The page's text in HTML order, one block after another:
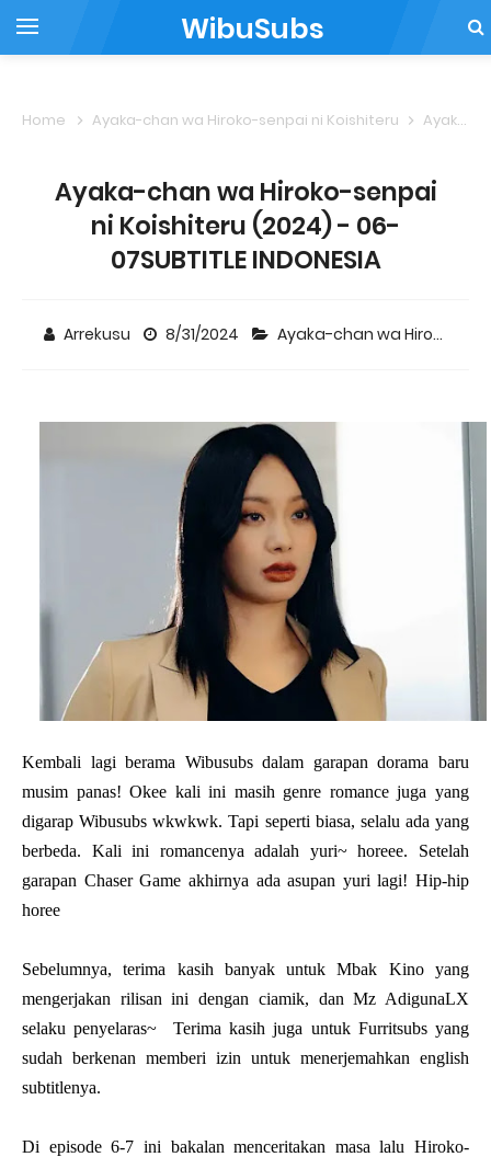
WibuSubs
Home Ayaka-chan wa Hiroko-senpai ni Koishiteru Ayaka-chan wa Hiroko-senpai ni Koishiteru (2024) - 06-07SUBTITLE INDONESIA
Ayaka-chan wa Hiroko-senpai
ni Koishiteru (2024) - 06-
07SUBTITLE INDONESIA
Arrekusu 8/31/2024 Ayaka-chan wa Hiroko-senpai ni Koishiteru
Kembali lagi berama Wibusubs dalam garapan dorama baru
musim panas! Okee kali ini masih genre romance juga yang
digarap Wibusubs wkwkwk. Tapi seperti biasa, selalu ada yang
berbeda. Kali ini romancenya adalah yuri~ horeee. Setelah
garapan Chaser Game akhirnya ada asupan yuri lagi! Hip-hip
horee
Sebelumnya, terima kasih banyak untuk Mbak Kino yang
mengerjakan rilisan ini dengan ciamik, dan Mz AdigunaLX
selaku penyelaras~ Terima kasih juga untuk Furritsubs yang
sudah berkenan memberi izin untuk menerjemahkan english
subtitlenya.
Di episode 6-7 ini bakalan menceritakan masa lalu Hiroko-